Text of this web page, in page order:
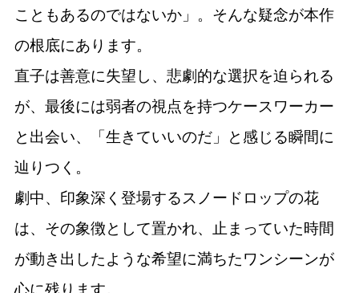
こともあるのではないか」。そんな疑念が本作
の根底にあります。
直子は善意に失望し、悲劇的な選択を迫られる
が、最後には弱者の視点を持つケースワーカー
と出会い、「生きていいのだ」と感じる瞬間に
辿りつく。
劇中、印象深く登場するスノードロップの花
は、その象徴として置かれ、止まっていた時間
が動き出したような希望に満ちたワンシーンが
心に残ります。